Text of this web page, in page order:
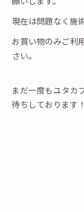
現在は問題なく施
お買い物のみご利
さい。
まだ一度もユタカ
待ちしております！